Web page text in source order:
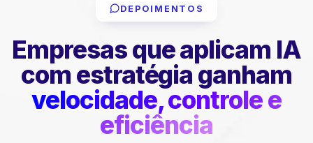
DEPOIMENTOS
Empresas que aplicam IA
com estratégia ganham
velocidade, controle e
eficiência